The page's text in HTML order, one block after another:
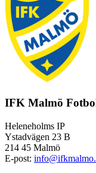
IFK Malmö
Heleneholms IP
Ystadvägen 23 B
214 45 Malmö
E-post: